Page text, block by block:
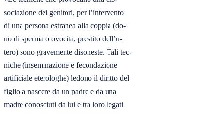
sociazione dei genitori, per l’intervento
di una persona estranea alla coppia (do-
no di sperma o ovocita, prestito dell’u-
tero) sono gravemente disoneste. Tali tec-
niche (inseminazione e fecondazione
artificiale eterologhe) ledono il diritto del
figlio a nascere da un padre e da una
madre conosciuti da lui e tra loro legati